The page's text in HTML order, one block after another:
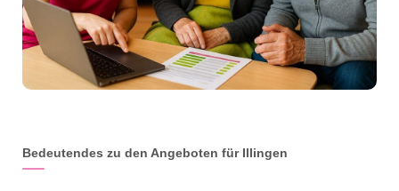
Bedeutendes zu den Angeboten für Illingen